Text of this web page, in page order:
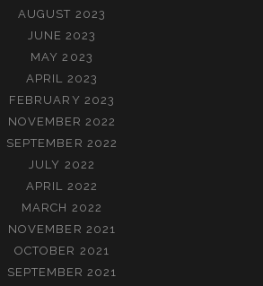
AUGUST 2023
JUNE 2023
MAY 2023
APRIL 2023
FEBRUARY 2023
NOVEMBER 2022
SEPTEMBER 2022
JULY 2022
APRIL 2022
MARCH 2022
NOVEMBER 2021
OCTOBER 2021
SEPTEMBER 2021